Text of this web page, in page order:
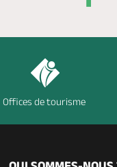
Offices de tourisme